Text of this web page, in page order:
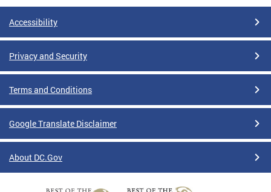
Accessibility
Privacy and Security
Terms and Conditions
Google Translate Disclaimer
About DC.Gov